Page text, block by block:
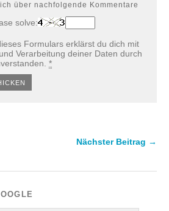
über nachfolgende Kommentare
solve:
Formulars erklärst du dich mit
Verarbeitung deiner Daten durch
*
Nächster Beitrag →